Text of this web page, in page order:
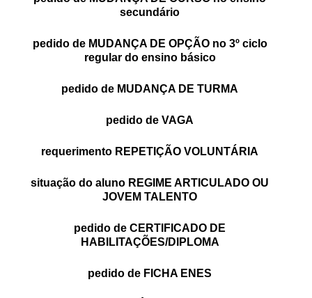
secundário
pedido de MUDANÇA DE OPÇÃO no 3º ciclo
regular do ensino básico
pedido de MUDANÇA DE TURMA
pedido de VAGA
requerimento REPETIÇÃO VOLUNTÁRIA
situação do aluno REGIME ARTICULADO OU
JOVEM TALENTO
pedido de CERTIFICADO DE
HABILITAÇÕES/DIPLOMA
pedido de FICHA ENES